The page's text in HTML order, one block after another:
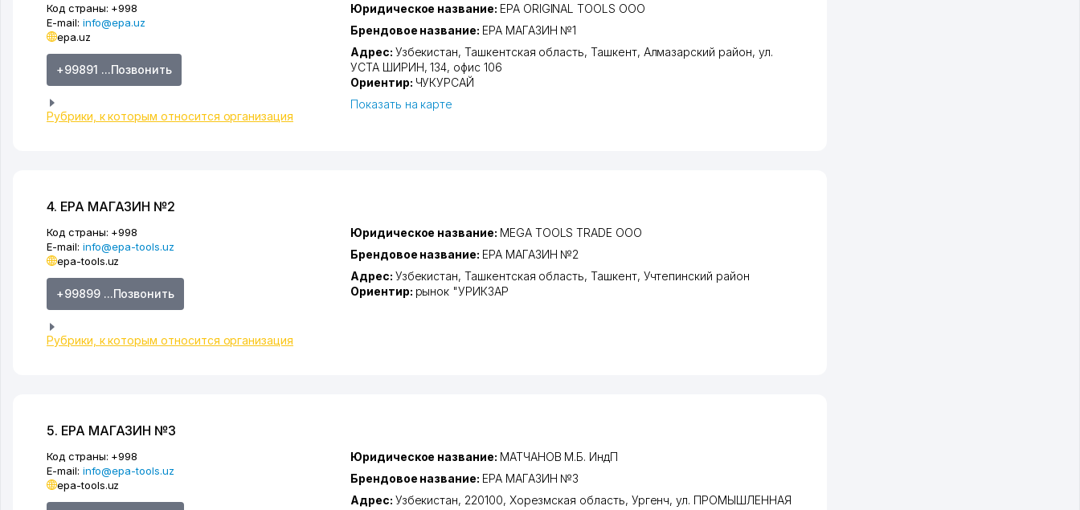
Код страны: +998
E-mail: info@epa.uz
epa.uz
+99891 ...Позвонить
Рубрики, к которым относится организация
Юридическое название: EPA ORIGINAL TOOLS ООО
Брендовое название: EPA МАГАЗИН №1
Адрес: Узбекистан,Ташкентская область,Ташкент, Алмазарский район, ул.
УСТА ШИРИН, 134, офис 106
Ориентир: ЧУКУРСАЙ
Показать на карте
4. EPA МАГАЗИН №2
Код страны: +998
E-mail: info@epa-tools.uz
epa-tools.uz
+99899 ...Позвонить
Рубрики, к которым относится организация
Юридическое название: MEGA TOOLS TRADE ООО
Брендовое название: EPA МАГАЗИН №2
Адрес: Узбекистан,Ташкентская область,Ташкент, Учтепинский район
Ориентир: рынок "УРИКЗАР
5. EPA МАГАЗИН №3
Код страны: +998
E-mail: info@epa-tools.uz
epa-tools.uz
Юридическое название: МАТЧАНОВ М.Б. ИндП
Брендовое название: EPA МАГАЗИН №3
Адрес: Узбекистан, 220100, Хорезмская область, Ургенч,ул. ПРОМЫШЛЕННАЯ